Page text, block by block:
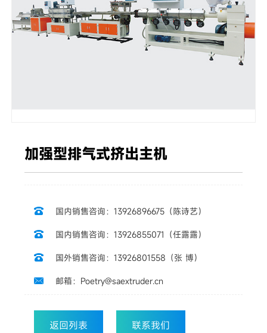
加强型排气式挤出主机
 国内销售咨询：13926896675（陈诗艺）
 国内销售咨询：13926855071（任露露）
 国外销售咨询：13926801558（张 博）
 邮箱：Poetry@saextruder.cn
返回列表 联系我们